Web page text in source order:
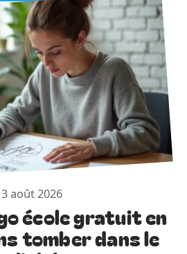
3 août 2026
école gratuit en
tomber dans le